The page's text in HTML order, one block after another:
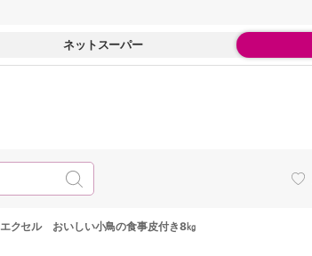
ネットスーパー
エクセル おいしい小鳥の食事皮付き8㎏